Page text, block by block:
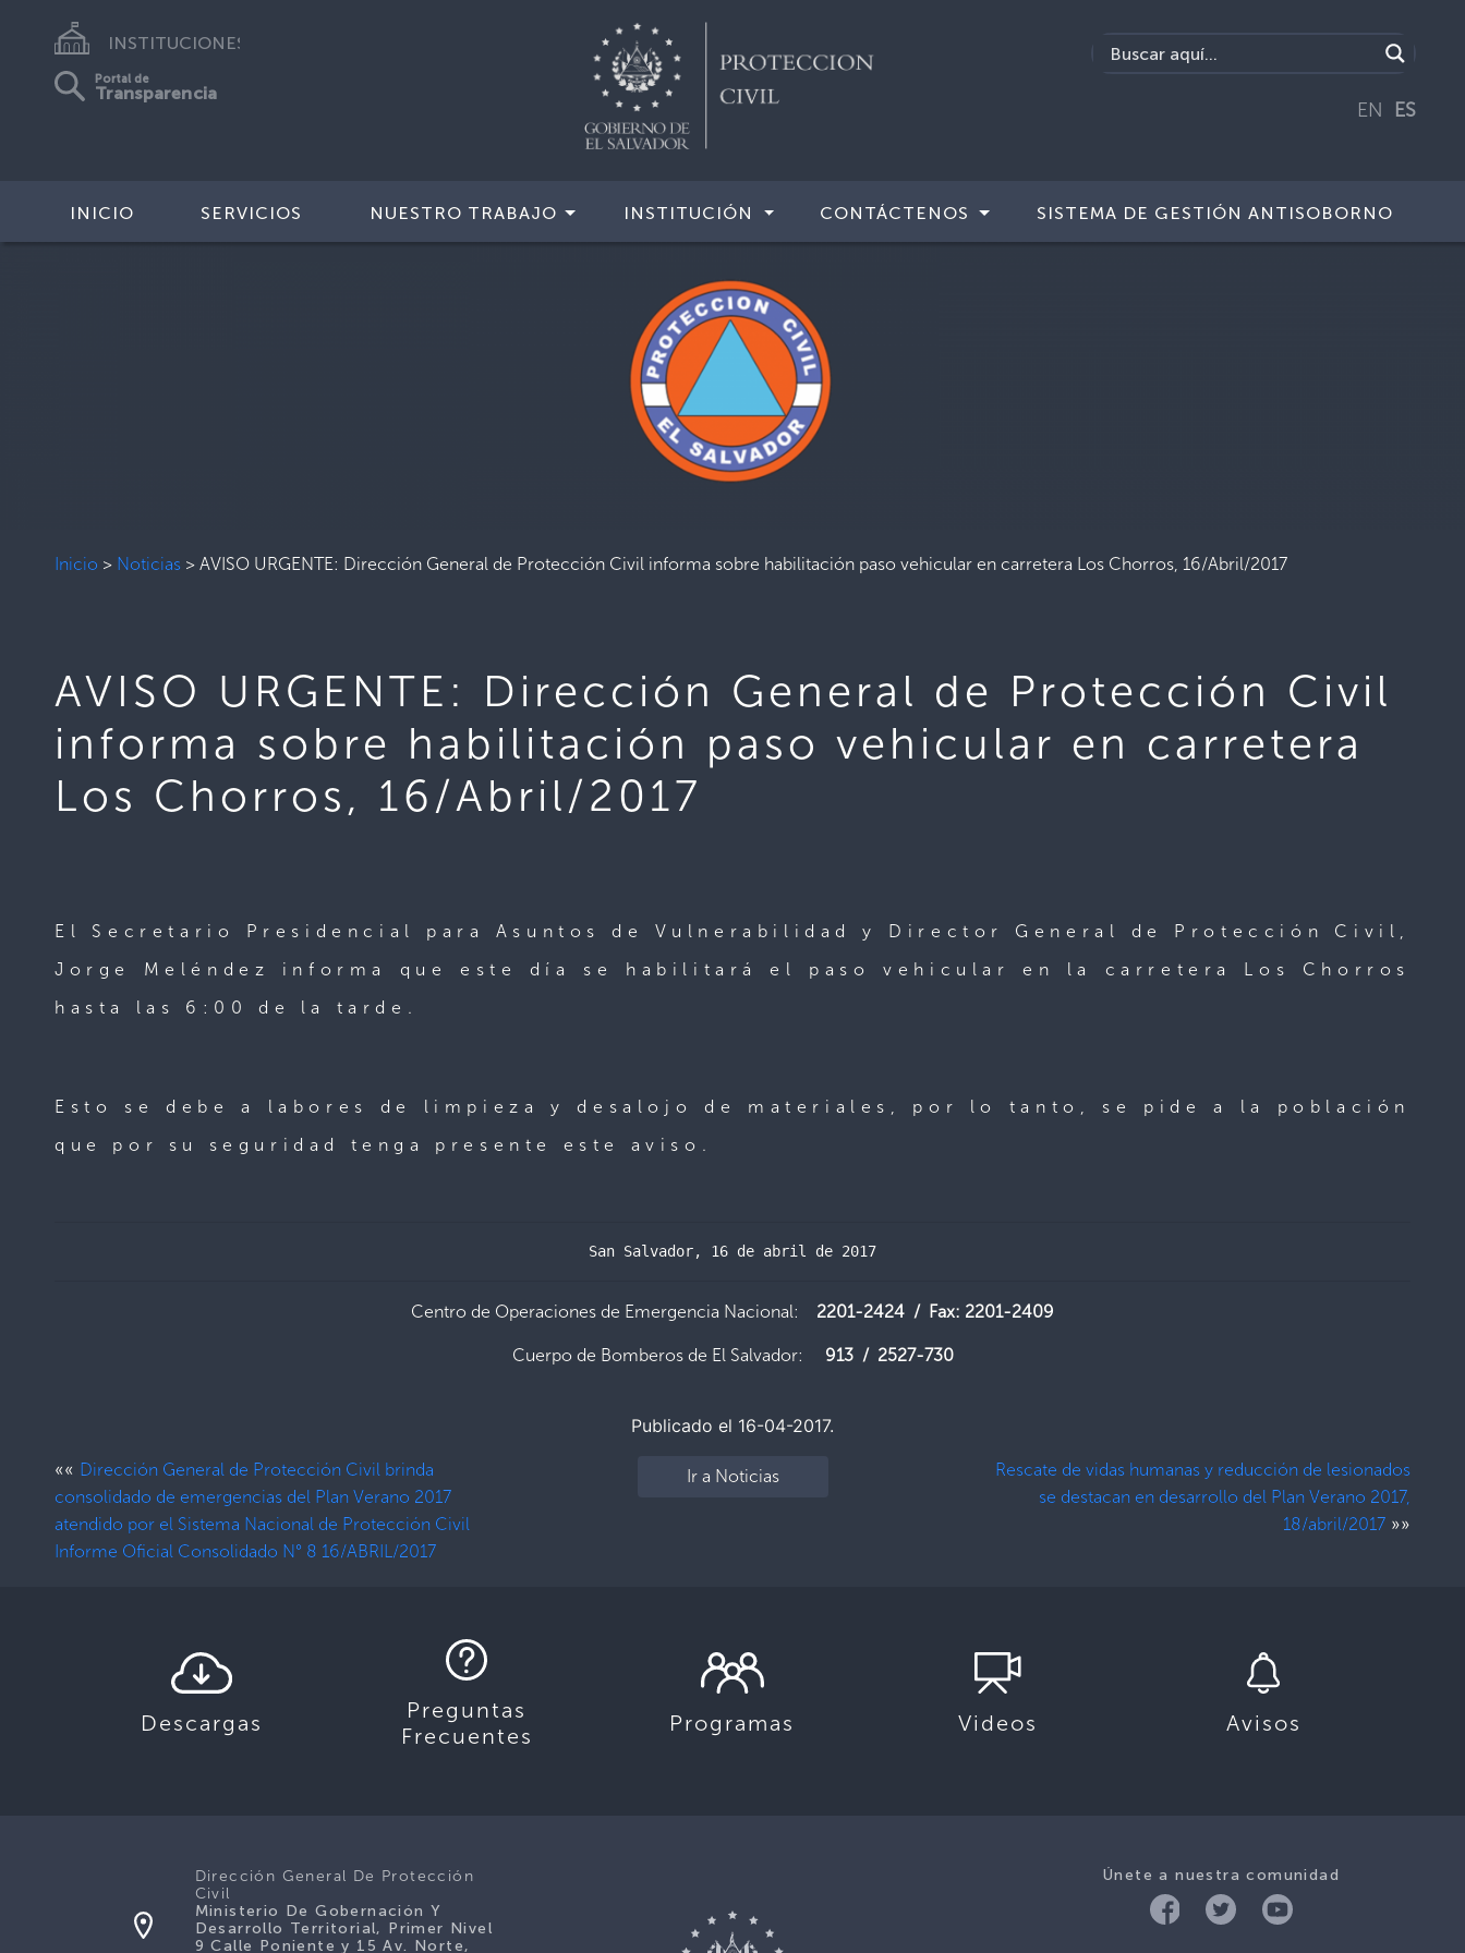
INSTITUCIONES
Portal de
Transparencia
EN ES
INICIO SERVICIOS NUESTRO TRABAJO INSTITUCIÓN CONTÁCTENOS SISTEMA DE GESTIÓN ANTISOBORNO
Inicio > Noticias > AVISO URGENTE: Dirección General de Protección Civil informa sobre habilitación paso vehicular en carretera Los Chorros, 16/Abril/2017
AVISO URGENTE: Dirección General de Protección Civil
informa sobre habilitación paso vehicular en carretera
Los Chorros, 16/Abril/2017
El Secretario Presidencial para Asuntos de Vulnerabilidad y Director General de Protección Civil,
Jorge Meléndez informa que este día se habilitará el paso vehicular en la carretera Los Chorros
hasta las 6:00 de la tarde.
Esto se debe a labores de limpieza y desalojo de materiales, por lo tanto, se pide a la población
que por su seguridad tenga presente este aviso.
San Salvador, 16 de abril de 2017
Centro de Operaciones de Emergencia Nacional: 2201-2424 / Fax: 2201-2409
Cuerpo de Bomberos de El Salvador: 913 / 2527-730
Publicado el 16-04-2017.
«« Dirección General de Protección Civil brinda
consolidado de emergencias del Plan Verano 2017
atendido por el Sistema Nacional de Protección Civil
Informe Oficial Consolidado N° 8 16/ABRIL/2017
Ir a Noticias
Rescate de vidas humanas y reducción de lesionados
se destacan en desarrollo del Plan Verano 2017,
18/abril/2017 »»
Descargas
Preguntas
Frecuentes
Programas Videos Avisos
Únete a nuestra comunidad
Dirección General De Protección
Civil
Ministerio De Gobernación Y
Desarrollo Territorial, Primer Nivel
9 Calle Poniente y 15 Av. Norte,